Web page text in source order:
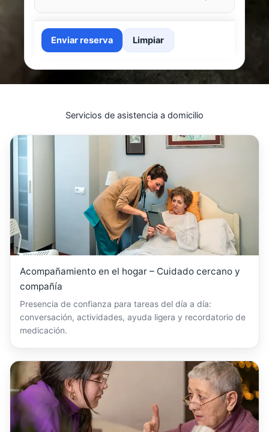
Enviar reserva Limpiar
Servicios de asistencia a domicilio
Acompañamiento en el hogar – Cuidado cercano y
compañía
Presencia de confianza para tareas del día a día:
conversación, actividades, ayuda ligera y recordatorio de
medicación.